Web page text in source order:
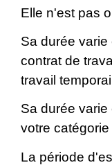
Elle n'est pas
Sa durée
contrat de
travail
Sa durée
votre
La période